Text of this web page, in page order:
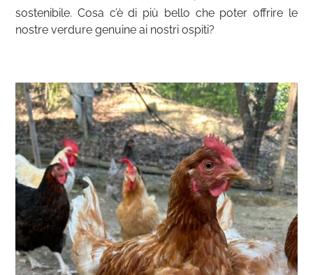
sostenibile. Cosa c’è di più bello che poter offrire le
nostre verdure genuine ai nostri ospiti?